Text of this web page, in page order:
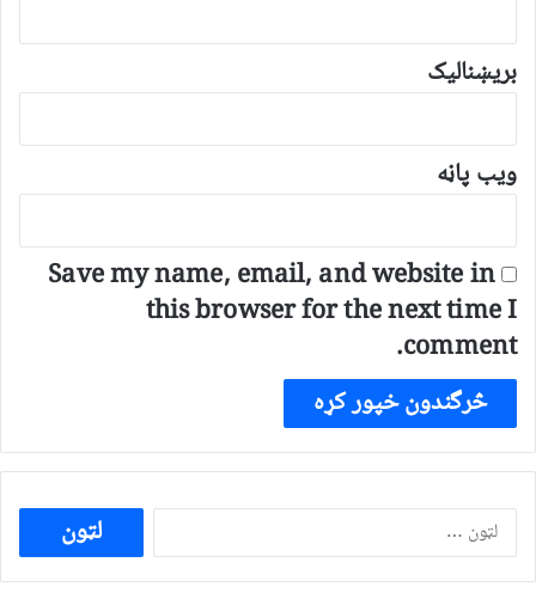
بریښنالیک
ویب پاڼه
Save my name, email, and website in
this browser for the next time I
comment.
ددی
لپاره
لټون: